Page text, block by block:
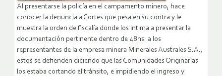
Al presentarse la policía en el campamento minero, hace
conocer la denuncia a Cortes que pesa en su contra y le
muestra la orden de fiscalía donde los intima a presentar la
documentación pertinente dentro de 48hs. a los
representantes de la empresa minera Minerales Australes S.A.,
estos se defienden diciendo que las Comunidades Originarias
los estaba cortando el tránsito, e impidiendo el ingreso y